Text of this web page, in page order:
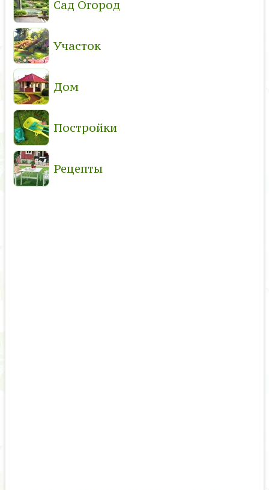
Сад Огород
Участок
Дом
Постройки
Рецепты